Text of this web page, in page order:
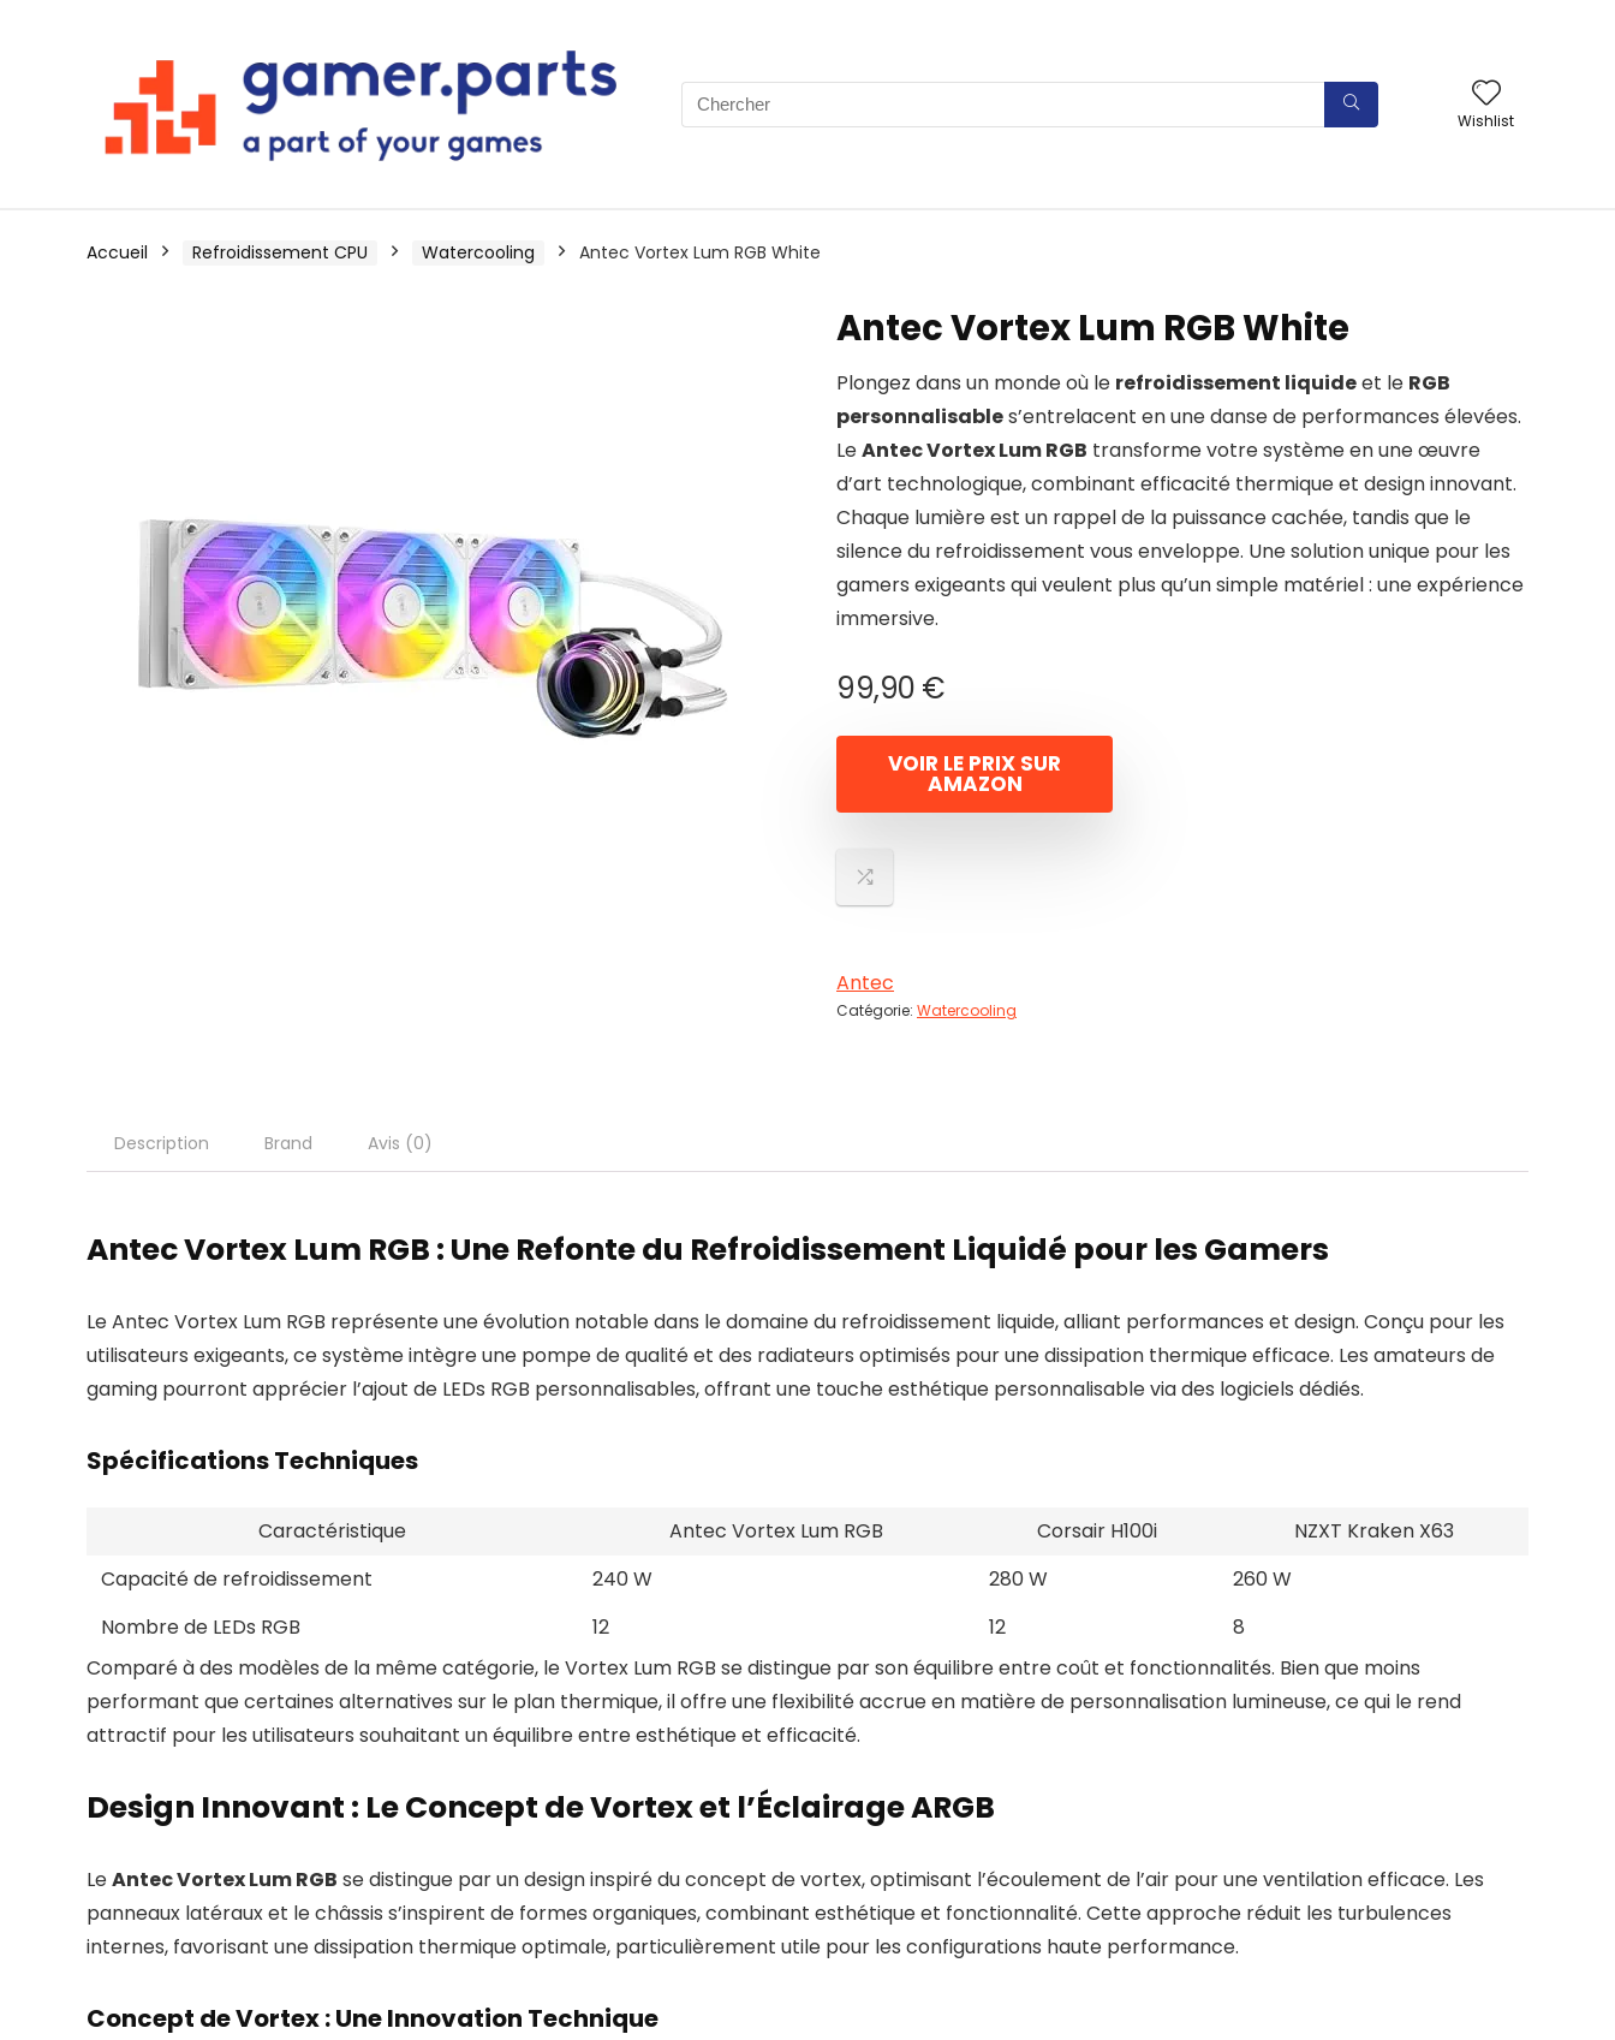
Search
for:
Wishlist
Accueil Refroidissement CPU Watercooling Antec Vortex Lum RGB White
Antec Vortex Lum RGB White
Plongez dans un monde où le refroidissement liquideet le RGB
personnalisables’entrelacent en une danse de performances élevées.
LeAntec Vortex Lum RGB transforme votre système en une œuvre
d’art technologique, combinant efficacité thermique et design innovant.
Chaque lumière est un rappel de la puissance cachée, tandis que le
silence du refroidissement vous enveloppe. Une solution unique pour les
gamers exigeants qui veulent plus qu’un simple matériel : une expérience
immersive.
99,90 €
VOIR LE PRIX SUR
AMAZON
Antec
Catégorie: Watercooling
Description Brand Avis (0)
Antec Vortex Lum RGB : Une Refonte du Refroidissement Liquidé pour les Gamers
Le Antec Vortex Lum RGB représente une évolution notable dans le domaine du refroidissement liquide, alliant performances et design. Conçu pour les
utilisateurs exigeants, ce système intègre une pompe de qualité et des radiateurs optimisés pour une dissipation thermique efficace. Les amateurs de
gaming pourront apprécier l’ajout de LEDs RGB personnalisables, offrant une touche esthétique personnalisable via des logiciels dédiés.
Spécifications Techniques
Caractéristique Antec Vortex Lum RGB Corsair H100i
NZXT Kraken X63
Capacité de refroidissement
240 W 280 W
260 W
Nombre de LEDs RGB
12 12
8
Comparé à des modèles de la même catégorie, le Vortex Lum RGB se distingue par son équilibre entre coût et fonctionnalités. Bien que moins
performant que certaines alternatives sur le plan thermique, il offre une flexibilité accrue en matière de personnalisation lumineuse, ce qui le rend
attractif pour les utilisateurs souhaitant un équilibre entre esthétique et efficacité.
Design Innovant : Le Concept de Vortex et l’Éclairage ARGB
LeAntec Vortex Lum RGB se distingue par un design inspiré du concept de vortex, optimisant l’écoulement de l’air pour une ventilation efficace. Les
panneaux latéraux et le châssis s’inspirent de formes organiques, combinant esthétique et fonctionnalité. Cette approche réduit les turbulences
internes, favorisant une dissipation thermique optimale, particulièrement utile pour les configurations haute performance.
Concept de Vortex : Une Innovation Technique